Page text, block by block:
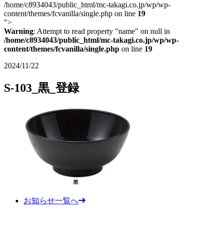
/home/c8934043/public_html/mc-takagi.co.jp/wp/wp-
content/themes/fcvanilla/single.php on line 19
">
Warning: Attempt to read property "name" on null in
/home/c8934043/public_html/mc-takagi.co.jp/wp/wp-
content/themes/fcvanilla/single.php on line 19
2024/11/22
S-103_黒_登録
お知らせ一覧へ